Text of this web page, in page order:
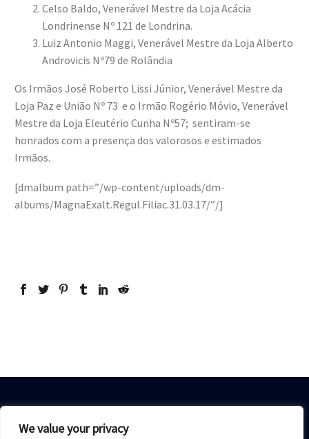
We value your privacy
Celso Baldo, Venerável Mestre da Loja Acácia
Londrinense Nº 121 de Londrina.
Luiz Antonio Maggi, Venerável Mestre da Loja Alberto
Androvicis Nº79 de Rolândia
Os Irmãos José Roberto Lissi Júnior, Venerável Mestre da
Loja Paz e União Nº 73 e o Irmão Rogério Móvio, Venerável
Mestre da Loja Eleutério Cunha Nº57; sentiram-se
honrados com a presença dos valorosos e estimados
Irmãos.
[dmalbum path=”/wp-content/uploads/dm-
albums/MagnaExalt.Regul.Filiac.31.03.17/”/]